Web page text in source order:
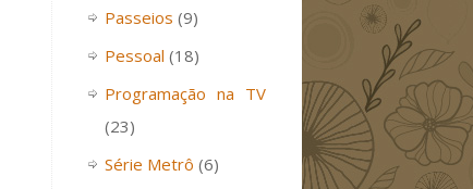
Passeios (9)
Pessoal (18)
Programação na TV
(23)
Série Metrô (6)